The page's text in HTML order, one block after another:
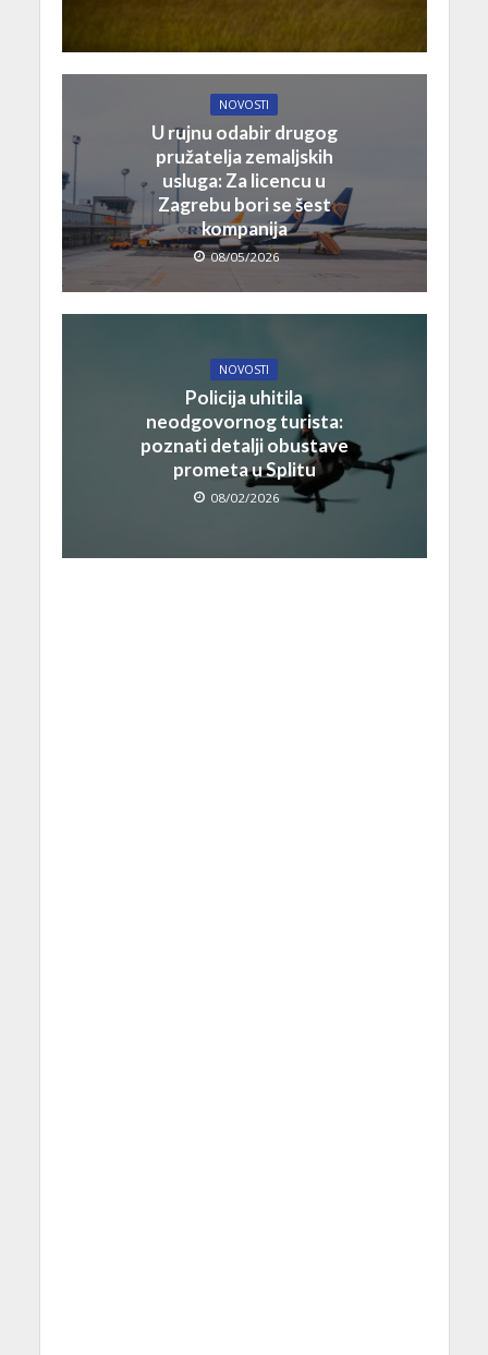
NOVOSTI
U rujnu odabir drugog
pružatelja zemaljskih
usluga: Za licencu u
Zagrebu bori se šest
kompanija
08/05/2026
NOVOSTI
Policija uhitila
neodgovornog turista:
poznati detalji obustave
prometa u Splitu
08/02/2026